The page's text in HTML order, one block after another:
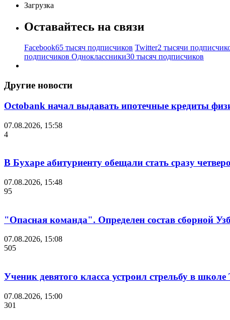
Загрузка
Оставайтесь на связи
Facebook65 тысяч подписчиков Twitter2 тысячи
подписчиков Одноклассники30 тысяч подписчиков
Другие новости
Octobank начал выдавать ипотечные кредиты
07.08.2026, 15:58
4
В Бухаре абитуриенту обещали стать сразу
07.08.2026, 15:48
95
"Опасная команда". Определен состав сборной
07.08.2026, 15:08
505
Ученик девятого класса устроил стрельбу в
07.08.2026, 15:00
301